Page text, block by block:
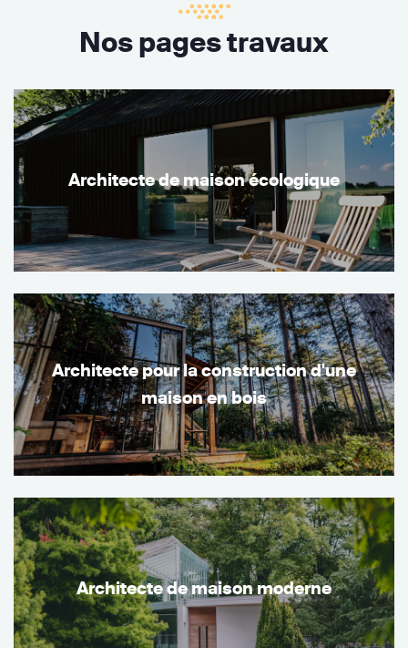
Nos pages travaux
Architecte de maison écologique
Architecte pour la construction d'une
maison en bois
Architecte de maison moderne